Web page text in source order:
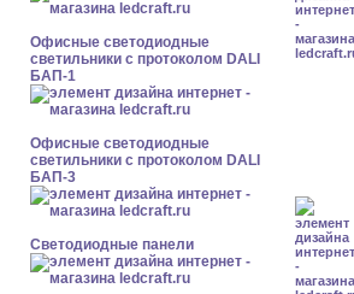
Офисные светодиодные
светильники с протоколом DALI
БАП-1
Офисные светодиодные
светильники с протоколом DALI
БАП-3
Cветодиодные панели